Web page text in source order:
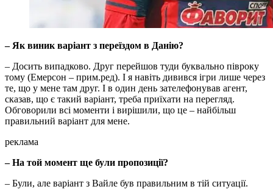
– Як виник варіант з переїздом в Данію?
– Досить випадково. Друг перейшов туди буквально півроку
тому (Емерсон – прим.ред). І я навіть дивився ігри лише через
те, що у мене там друг. І в один день зателефонував агент,
сказав, що є такий варіант, треба приїхати на перегляд.
Обговорили всі моменти і вирішили, що це – найбільш
правильний варіант для мене.
реклама
– На той момент ще були пропозиції?
– Були, але варіант з Вайле був правильним в тій ситуації.